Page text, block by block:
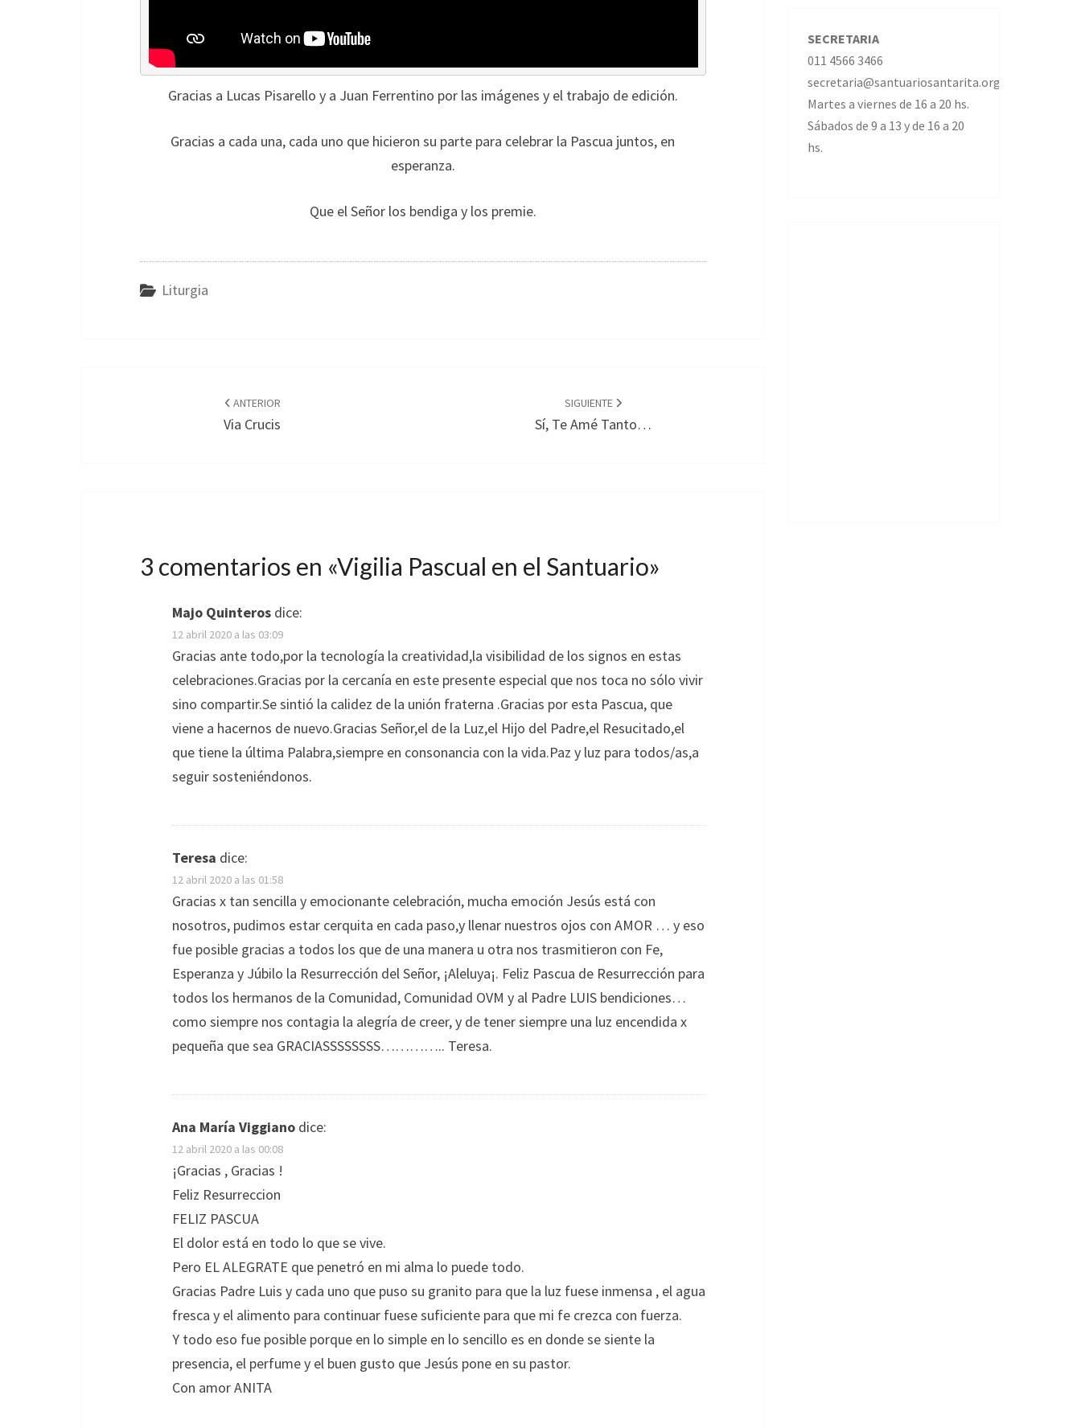
Gracias a Lucas Pisarello y a Juan Ferrentino por las imágenes y el trabajo de edición.
Gracias a cada una, cada uno que hicieron su parte para celebrar la Pascua juntos, en
esperanza.
Que el Señor los bendiga y los premie.
Liturgia
ANTERIOR
Via Crucis
SIGUIENTE
Sí, Te Amé Tanto…
3 comentarios en «Vigilia Pascual en el Santuario»
Majo Quinteros dice:
12 abril 2020 a las 03:09
Gracias ante todo,por la tecnología la creatividad,la visibilidad de los signos en estas
celebraciones.Gracias por la cercanía en este presente especial que nos toca no sólo vivir
sino compartir.Se sintió la calidez de la unión fraterna .Gracias por esta Pascua, que
viene a hacernos de nuevo.Gracias Señor,el de la Luz,el Hijo del Padre,el Resucitado,el
que tiene la última Palabra,siempre en consonancia con la vida.Paz y luz para todos/as,a
seguir sosteniéndonos.
Teresa dice:
12 abril 2020 a las 01:58
Gracias x tan sencilla y emocionante celebración, mucha emoción Jesús está con
nosotros, pudimos estar cerquita en cada paso,y llenar nuestros ojos con AMOR … y eso
fue posible gracias a todos los que de una manera u otra nos trasmitieron con Fe,
Esperanza y Júbilo la Resurrección del Señor, ¡Aleluya¡. Feliz Pascua de Resurrección para
todos los hermanos de la Comunidad, Comunidad OVM y al Padre LUIS bendiciones…
como siempre nos contagia la alegría de creer, y de tener siempre una luz encendida x
pequeña que sea GRACIASSSSSSSS………….. Teresa.
Ana María Viggiano dice:
12 abril 2020 a las 00:08
¡Gracias , Gracias !
Feliz Resurreccion
FELIZ PASCUA
El dolor está en todo lo que se vive.
Pero EL ALEGRATE que penetró en mi alma lo puede todo.
Gracias Padre Luis y cada uno que puso su granito para que la luz fuese inmensa , el agua
fresca y el alimento para continuar fuese suficiente para que mi fe crezca con fuerza.
Y todo eso fue posible porque en lo simple en lo sencillo es en donde se siente la
presencia, el perfume y el buen gusto que Jesús pone en su pastor.
Con amor ANITA
SECRETARIA
011 4566 3466
secretaria@santuariosantarita.org.ar
Martes a viernes de 16 a 20 hs.
Sábados de 9 a 13 y de 16 a 20
hs.